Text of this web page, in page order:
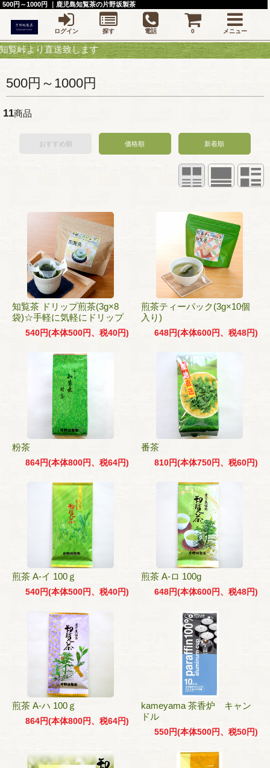
り直送致します
500円～1000円
11商品
おすすめ順 価格順 新着順
知覧茶 ドリップ煎茶(3g×8
袋)☆手軽に気軽にドリップ
540円(本体500円、税40円)
煎茶ティーパック(3g×10個
入り)
648円(本体600円、税48円)
粉茶
864円(本体800円、税64円)
番茶
810円(本体750円、税60円)
煎茶 A-イ 100ｇ
540円(本体500円、税40円)
煎茶 A-ロ 100g
648円(本体600円、税48円)
煎茶 A-ハ 100ｇ
864円(本体800円、税64円)
kameyama 茶香炉 キャン
ドル
550円(本体500円、税50円)
500円～1000円 ｜鹿児島知覧茶の片野坂製茶
ログイン 探す 電話 0 メニュー